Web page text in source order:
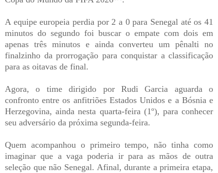
A equipe europeia perdia por 2 a 0 para Senegal até os 41
minutos do segundo foi buscar o empate com dois em
apenas três minutos e ainda converteu um pênalti no
finalzinho da prorrogação para conquistar a classificação
para as oitavas de final.
Agora, o time dirigido por Rudi Garcia aguarda o
confronto entre os anfitriões Estados Unidos e a Bósnia e
Herzegovina, ainda nesta quarta-feira (1º), para conhecer
seu adversário da próxima segunda-feira.
Quem acompanhou o primeiro tempo, não tinha como
imaginar que a vaga poderia ir para as mãos de outra
seleção que não Senegal. Afinal, durante a primeira etapa,